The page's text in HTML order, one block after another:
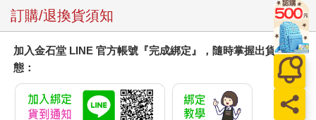
訂購/退換貨須知
加入金石堂 LINE 官方帳號『完成綁定』，隨時掌握出貨動
態：